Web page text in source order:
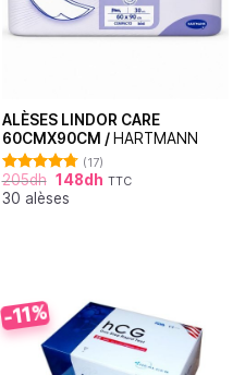
ALÈSES LINDOR CARE
60CMX90CM / HARTMANN
Note4.76
sur 5
(17)
205dh 148dh TTC
30 alèses
-11%